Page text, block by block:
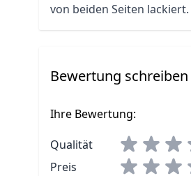
von beiden Seiten lackiert.
Bewertung schreiben
Ihre Bewertung:
Qualität
Preis